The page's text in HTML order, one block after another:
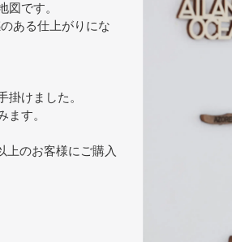
です。
ある仕上がりにな
けました。
す。
上のお客様にご購入